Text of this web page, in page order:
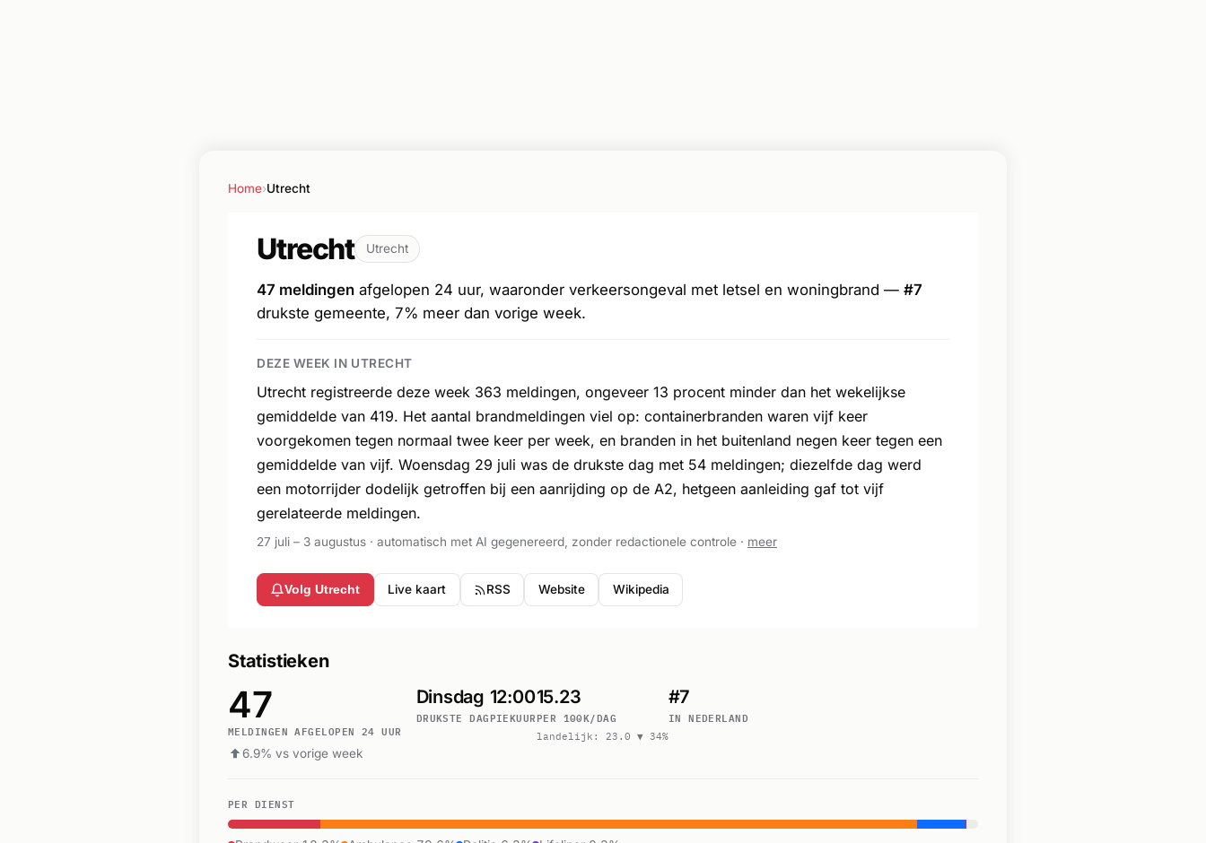
Home›Utrecht
Utrecht Utrecht
47 meldingen afgelopen 24 uur, waaronder verkeersongeval met letsel en woningbrand — #7
drukste gemeente, 7% meer dan vorige week.
DEZE WEEK IN UTRECHT
Utrecht registreerde deze week 363 meldingen, ongeveer 13 procent minder dan het wekelijkse
gemiddelde van 419. Het aantal brandmeldingen viel op: containerbranden waren vijf keer
voorgekomen tegen normaal twee keer per week, en branden in het buitenland negen keer tegen een
gemiddelde van vijf. Woensdag 29 juli was de drukste dag met 54 meldingen; diezelfde dag werd
een motorrijder dodelijk getroffen bij een aanrijding op de A2, hetgeen aanleiding gaf tot vijf
gerelateerde meldingen.
27 juli – 3 augustus · automatisch met AI gegenereerd, zonder redactionele controle · meer
Volg Utrecht Live kaart RSS Website Wikipedia
Statistieken
47
MELDINGEN AFGELOPEN 24 UUR
6.9% vs vorige week
Dinsdag
DRUKSTE DAG
12:00
PIEKUUR
15.23
PER 100K/DAG
landelijk: 23.0 ▼ 34%
#7
IN NEDERLAND
PER DIENST